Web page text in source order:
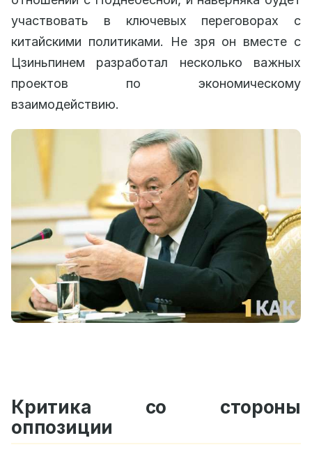
участвовать в ключевых переговорах с
китайскими политиками. Не зря он вместе с
Цзиньпинем разработал несколько важных
проектов по экономическому
взаимодействию.
Критика со стороны
оппозиции